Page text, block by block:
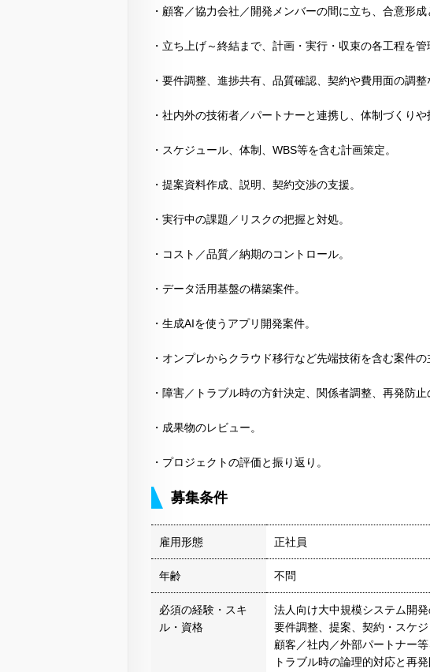
・顧客／協力会社／開発メンバーの間に立ち、合意形成
・立ち上げ～終結まで、計画・実行・収束の各工程を管
・要件調整、進捗共有、品質確認、契約や費用面の調整
・社内外の技術者／パートナーと連携し、体制づくりや
・スケジュール、体制、WBS等を含む計画策定。
・提案資料作成、説明、契約交渉の支援。
・実行中の課題／リスクの把握と対処。
・コスト／品質／納期のコントロール。
・データ活用基盤の構築案件。
・生成AIを使うアプリ開発案件。
・オンプレからクラウド移行など先端技術を含む案件の
・障害／トラブル時の方針決定、関係者調整、再発防止
・成果物のレビュー。
・プロジェクトの評価と振り返り。
募集条件
雇用形態 正社員
年齢 不問
必須の経験・スキ
ル・資格
法人向け大中規模システム開
要件調整、提案、契約・スケ
顧客／社内／外部パートナー
トラブル時の論理的対応と再